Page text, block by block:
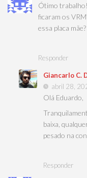
Ótimo
ficaram os
essa placa mãe?
Responder
Giancarlo C.
abril 28,
Olá Eduardo,
baixa,
pesado na
Responder